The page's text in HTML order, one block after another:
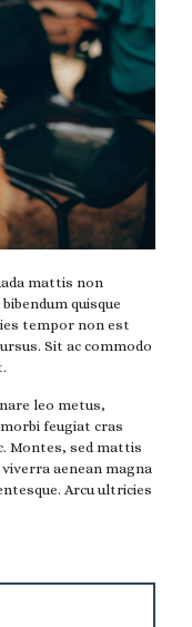
mattis non
quisque
tempor non est
Sit ac commodo
leo metus,
feugiat cras
Montes, sed mattis
aenean magna
Arcu ultricies